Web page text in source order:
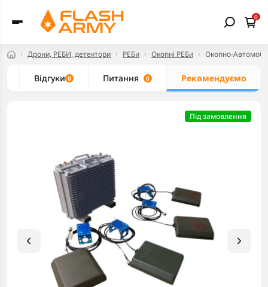
0
Дрони, РЕБИ, детектори РЕБи Окопні РЕБи Окопно-
Відгуки 0 Питання 0 Рекомендуємо
Під замовлення